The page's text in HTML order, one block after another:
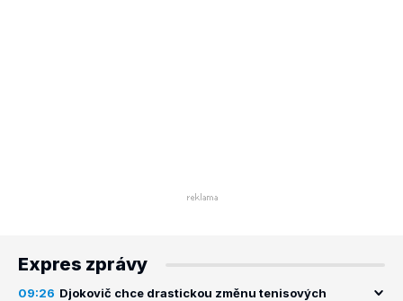
Expres zprávy
09:26 Djokovič chce drastickou změnu tenisových